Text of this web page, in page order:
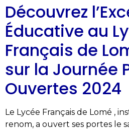
Découvrez
Éducative au
Français de
sur la Journée
Ouvertes 2024
Le Lycée Français de Lomé ,
renom, a ouvert ses portes le